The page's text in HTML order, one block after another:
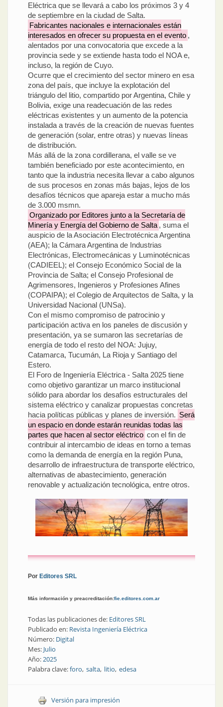
Eléctrica que se llevará a cabo los próximos 3 y 4
de septiembre en la ciudad de Salta.
Fabricantes nacionales e internacionales están
interesados en ofrecer su propuesta en el evento ,
alentados por una convocatoria que excede a la
provincia sede y se extiende hasta todo el NOA e,
incluso, la región de Cuyo.
Ocurre que el crecimiento del sector minero en esa
zona del país, que incluye la explotación del
triángulo del litio, compartido por Argentina, Chile y
Bolivia, exige una readecuación de las redes
eléctricas existentes y un aumento de la potencia
instalada a través de la creación de nuevas fuentes
de generación (solar, entre otras) y nuevas líneas
de distribución.
Más allá de la zona cordillerana, el valle se ve
también beneficiado por este acontecimiento, en
tanto que la industria necesita llevar a cabo algunos
de sus procesos en zonas más bajas, lejos de los
desafíos técnicos que apareja estar a mucho más
de 3.000 msmn.
Organizado por Editores junto a la Secretaría de
Minería y Energía del Gobierno de Salta , suma el
auspicio de la Asociación Electrotécnica Argentina
(AEA); la Cámara Argentina de Industrias
Electrónicas, Electromecánicas y Luminotécnicas
(CADIEEL); el Consejo Económico Social de la
Provincia de Salta; el Consejo Profesional de
Agrimensores, Ingenieros y Profesiones Afines
(COPAIPA); el Colegio de Arquitectos de Salta, y la
Universidad Nacional (UNSa).
Con el mismo compromiso de patrocinio y
participación activa en los paneles de discusión y
presentación, ya se sumaron las secretarías de
energía de todo el resto del NOA: Jujuy,
Catamarca, Tucumán, La Rioja y Santiago del
Estero.
El Foro de Ingeniería Eléctrica - Salta 2025 tiene
como objetivo garantizar un marco institucional
sólido para abordar los desafíos estructurales del
sistema eléctrico y canalizar propuestas concretas
hacia políticas públicas y planes de inversión. Será
un espacio en donde estarán reunidas todas las
partes que hacen al sector eléctrico con el fin de
contribuir al intercambio de ideas en torno a temas
como la demanda de energía en la región Puna,
desarrollo de infraestructura de transporte eléctrico,
alternativas de abastecimiento, generación
renovable y actualización tecnológica, entre otros.
Por Editores SRL
Más información y preacreditación:fie.editores.com.ar
Todas las publicaciones de: Editores SRL
Publicado en: Revista Ingeniería Eléctrica
Número: Digital
Mes: Julio
Año:2025
Palabra clave:foro salta litio edesa
Versión para impresión